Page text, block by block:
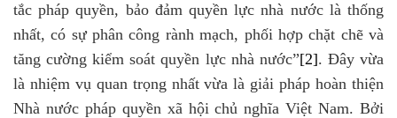
tắc pháp quyền, bảo đảm quyền lực nhà nước là thống
nhất, có sự phân công rành mạch, phối hợp chặt chẽ và
tăng cường kiểm soát quyền lực nhà nước”[2]. Đây vừa
là nhiệm vụ quan trọng nhất vừa là giải pháp hoàn thiện
Nhà nước pháp quyền xã hội chủ nghĩa Việt Nam. Bởi